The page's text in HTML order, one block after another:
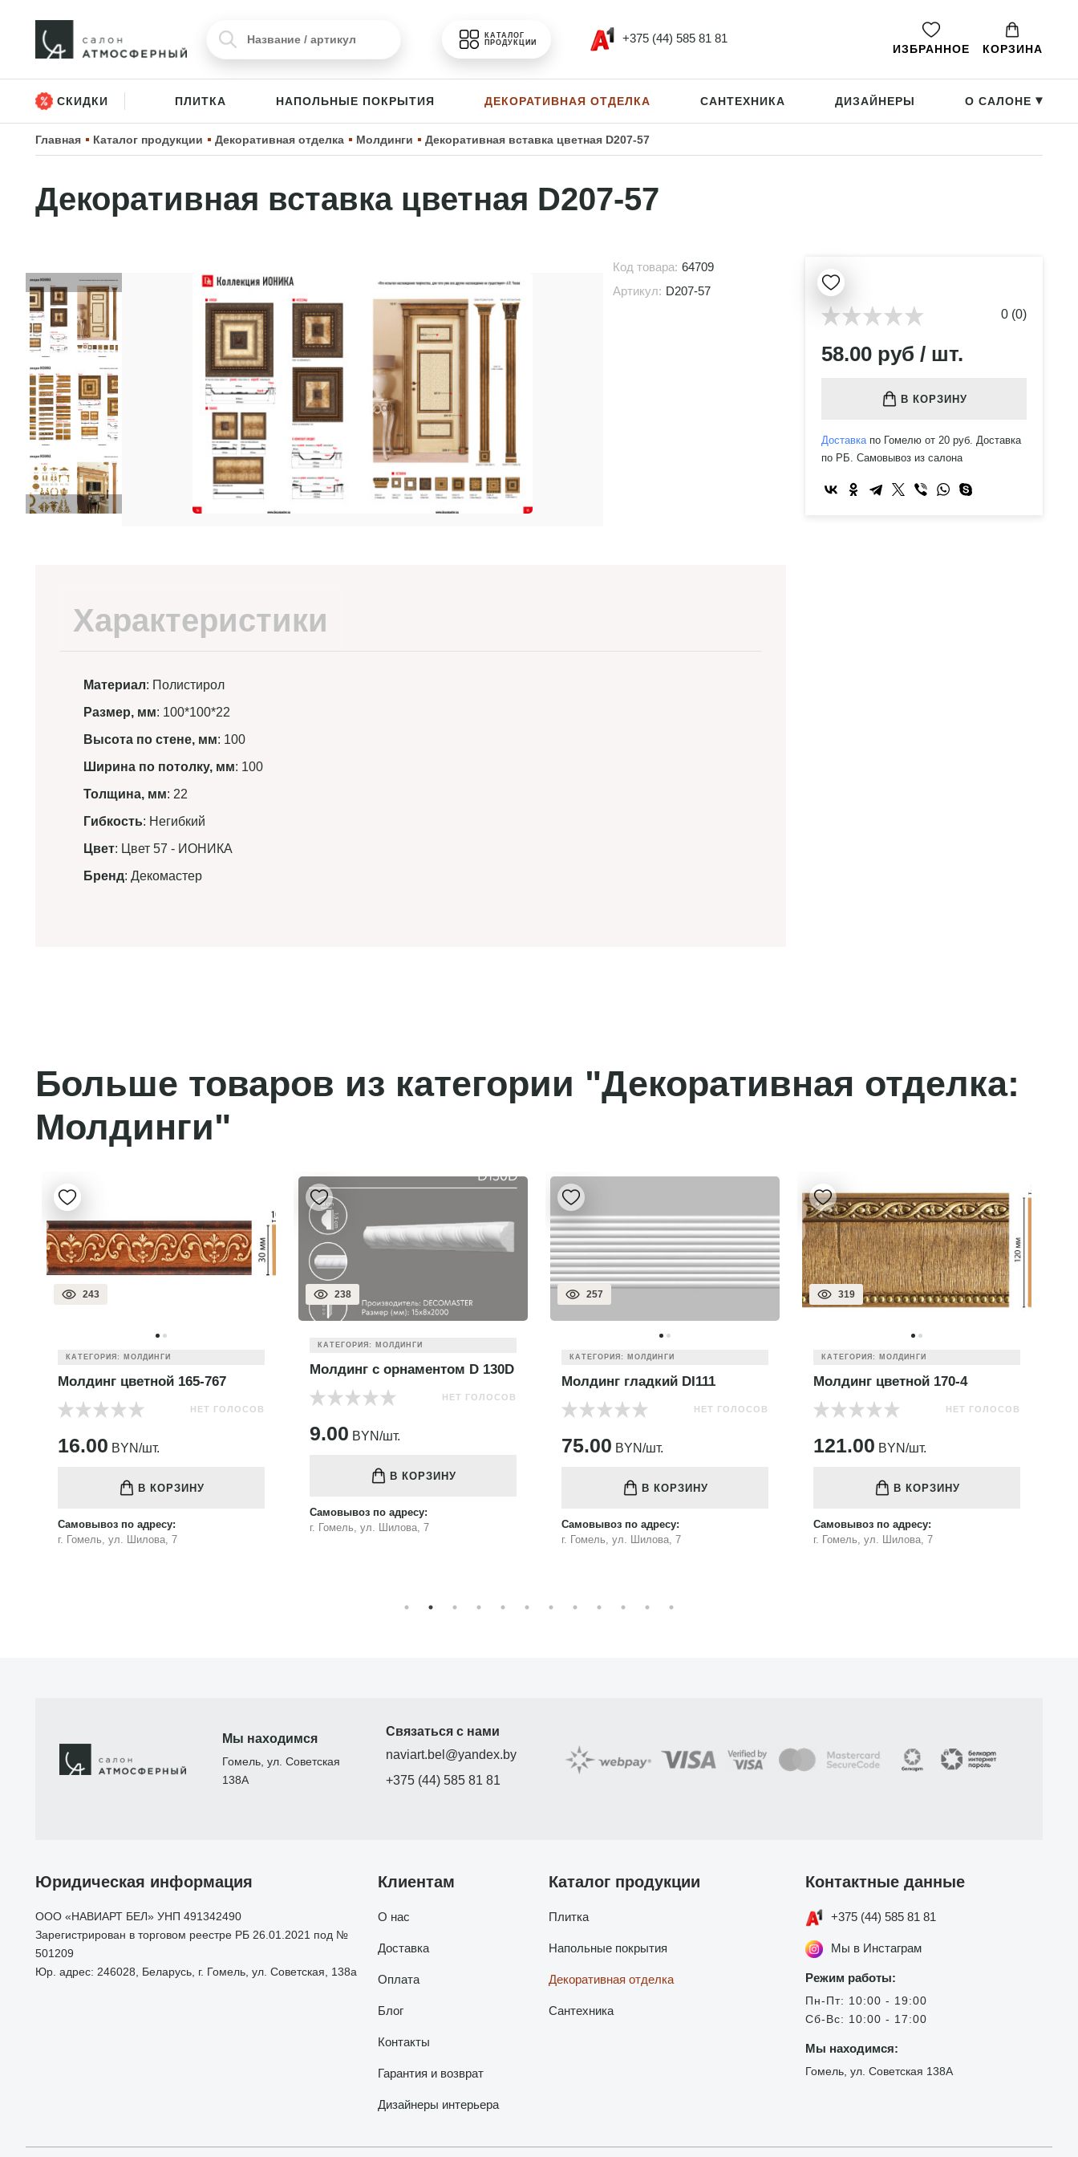
КАТАЛОГ
ПРОДУКЦИИ
+375 (44) 585 81 81
ИЗБРАННОЕ КОРЗИНА
СКИДКИ ПЛИТКА НАПОЛЬНЫЕ ПОКРЫТИЯ ДЕКОРАТИВНАЯ ОТДЕЛКА САНТЕХНИКА ДИЗАЙНЕРЫ О САЛОНЕ ▸
Главная Каталог продукции Декоративная отделка Молдинги Декоративная вставка цветная D207-57
Декоративная вставка цветная D207-57
Код товара: 64709
Артикул: D207-57
Характеристики
Материал: Полистирол
Размер, мм: 100*100*22
Высота по стене, мм: 100
Ширина по потолку, мм: 100
Толщина, мм: 22
Гибкость: Негибкий
Цвет: Цвет 57 - ИОНИКА
Бренд: Декомастер
0 (0)
58.00 руб / шт.
В КОРЗИНУ
Доставкапо Гомелю от 20 руб. Доставка
по РБ. Самовывоз из салона
Больше товаров из категории "Декоративная отделка:
Молдинги"
243
КАТЕГОРИЯ: МОЛДИНГИ
Молдинг цветной 165-767
НЕТ ГОЛОСОВ
16.00 BYN/шт.
В КОРЗИНУ
Самовывоз по адресу:
г. Гомель, ул. Шилова, 7
238
КАТЕГОРИЯ: МОЛДИНГИ
Молдинг с орнаментом D 130D
НЕТ ГОЛОСОВ
9.00 BYN/шт.
В КОРЗИНУ
Самовывоз по адресу:
г. Гомель, ул. Шилова, 7
257
КАТЕГОРИЯ: МОЛДИНГИ
Молдинг гладкий DI111
НЕТ ГОЛОСОВ
75.00 BYN/шт.
В КОРЗИНУ
Самовывоз по адресу:
г. Гомель, ул. Шилова, 7
319
КАТЕГОРИЯ: МОЛДИНГИ
Молдинг цветной 170-4
НЕТ ГОЛОСОВ
121.00 BYN/шт.
В КОРЗИНУ
Самовывоз по адресу:
г. Гомель, ул. Шилова, 7
Мы находимся
Гомель, ул. Советская
138А
Связаться с нами
naviart.bel@yandex.by
+375 (44) 585 81 81
Юридическая информация
ООО «НАВИАРТ БЕЛ» УНП 491342490
Зарегистрирован в торговом реестре РБ 26.01.2021 под №
501209
Юр. адрес: 246028, Беларусь, г. Гомель, ул. Советская, 138а
Клиентам
О нас
Доставка
Оплата
Блог
Контакты
Гарантия и возврат
Дизайнеры интерьера
Каталог продукции
Плитка
Напольные покрытия
Декоративная отделка
Сантехника
Контактные данные
+375 (44) 585 81 81
Мы в Инстаграм
Режим работы:
Пн-Пт: 10:00 - 19:00
Сб-Вс: 10:00 - 17:00
Мы находимся:
Гомель, ул. Советская 138А